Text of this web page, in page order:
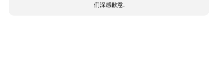
们深感歉意.